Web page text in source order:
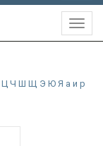
Ц Ч Ш Щ Э Ю Я а и р